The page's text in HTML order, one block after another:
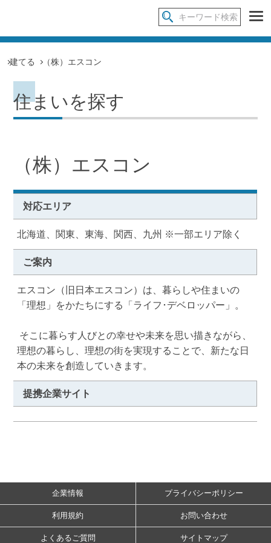
建てる （株）エスコン
住まいを探す
（株）エスコン
対応エリア
北海道、関東、東海、関西、九州 ※一部エリア除く
ご案内
エスコン（旧日本エスコン）は、暮らしや住まいの
「理想」をかたちにする「ライフ･デベロッパー」。
理想の暮らし、理想の街を実現することで、新たな日
本の未来を創造していきます。
提携企業サイト
企業情報 プライバシーポリシー
利用規約 お問い合わせ
よくあるご質問 サイトマップ